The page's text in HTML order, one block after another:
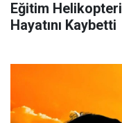
Eğitim
Hayatını Kaybetti